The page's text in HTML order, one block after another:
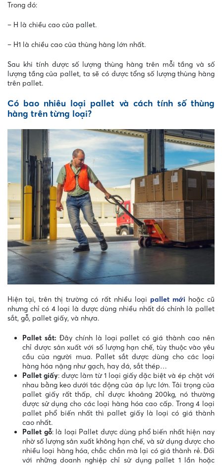
Trong đó:
– H là chiều cao của pallet.
– H1 là chiều cao của thùng hàng lớn nhất.
Sau khi tính được số lượng thùng hàng trên mỗi tầng và số
lượng tầng của pallet, ta sẽ có được tổng số lượng thùng hàng
trên pallet.
Có bao nhiêu loại pallet và cách tính số thùng
hàng trên từng loại?
Hiện tại, trên thị trường có rất nhiều loại pallet mới hoặc cũ
nhưng chỉ có 4 loại là được dùng nhiều nhất đó chính là pallet
sắt, gỗ, pallet giấy, và nhựa.
Pallet sắt: Đây chính là loại pallet có giá thành cao nên
chỉ được sản xuất với số lượng hạn chế, tùy thuộc vào yêu
cầu của người mua. Pallet sắt được dùng cho các loại
hàng hóa nặng như gạch, hay đá, sắt thép…
Pallet giấy: được làm từ 1 loại giấy đặc biệt và ép chặt với
nhau bằng keo dưới tác động của áp lực lớn. Tải trọng của
pallet giấy rất thấp, chỉ được khoảng 200kg, nó thường
được sử dụng cho các loại hàng hóa cao cấp. Trong 4 loại
pallet phổ biến nhất thì pallet giấy là loại có giá thành
cao nhất.
Pallet gỗ: là loại Pallet được dùng phổ biến nhất hiện nay
nhờ số lượng sản xuất không hạn chế, và sử dụng được cho
nhiều loại hàng hóa, chắc chắn mà lại có giá thành rẻ. Đối
với những doanh nghiệp chỉ sử dụng pallet 1 lần hoặc